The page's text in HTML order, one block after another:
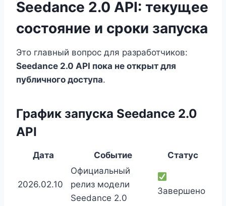
Seedance 2.0 API: текущее
состояние и сроки запуска
Это главный вопрос для разработчиков:
Seedance 2.0 API пока не открыт для
публичного доступа.
График запуска Seedance 2.0
API
Дата Событие Статус
2026.02.10
Официальный
релиз модели
Seedance 2.0
Завершено